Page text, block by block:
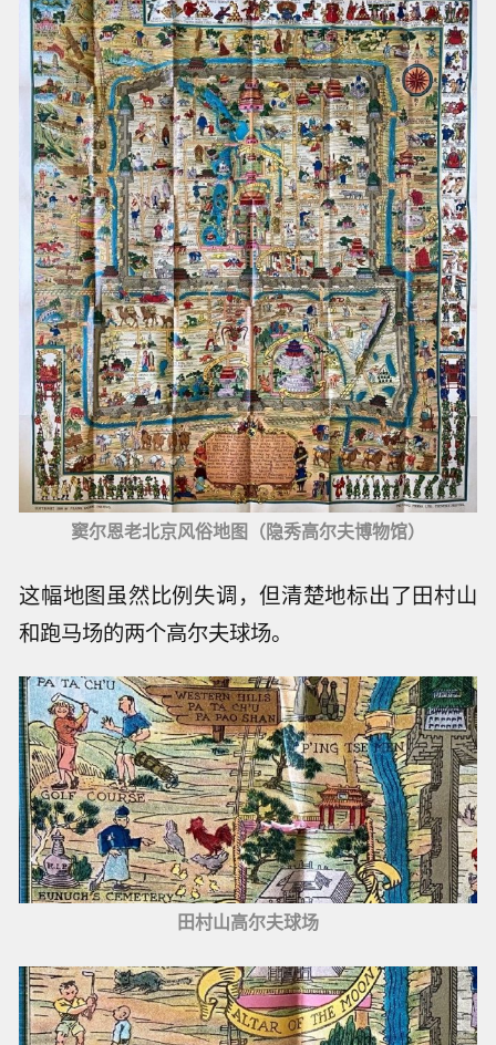
窦尔恩老北京风俗地图（隐秀高尔夫博物馆）
这幅地图虽然比例失调，但清楚地标出了田村山
和跑马场的两个高尔夫球场。
田村山高尔夫球场